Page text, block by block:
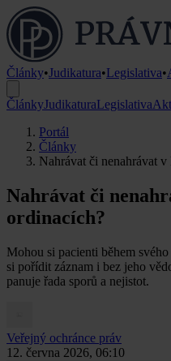
Články•Judikatura•Legislativa•
ČlánkyJudikaturaLegislativa
Portál
Články
Nahrávat či nenahrávat
Nahrávat či
ordinacích?
Mohou si pacienti během
si pořídit záznam i bez jeho
panuje řada sporů a nejistot.
Veřejný ochránce práv
12. června 2026, 06:10